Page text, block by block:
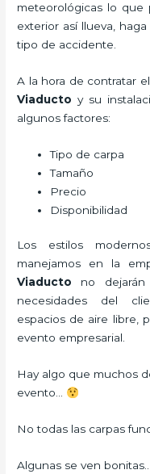
meteorológicas lo que
exterior así llueva,
tipo de accidente.
A la hora de contratar
Viaducto y su
algunos factores:
Tipo de carpa
Tamaño
Precio
Disponibilidad
Los estilos
manejamos en la
Viaducto no
necesidades del
espacios de aire libre,
evento empresarial.
Hay algo que muchos
evento…
No todas las carpas
Algunas se ven